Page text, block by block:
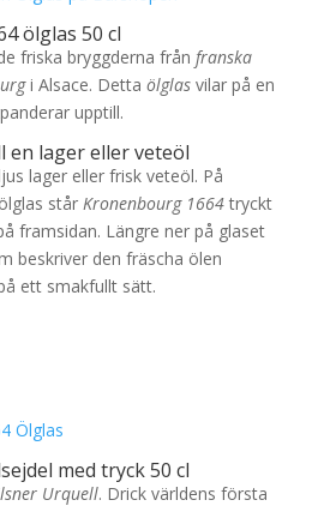
ölglas 50 cl
friska bryggderna från franska
i Alsace. Detta ölglasvilar på en
upptill.
en lager eller veteöl
lager eller frisk veteöl. På
står Kronenbourg 1664tryckt
framsidan. Längre ner på glaset
beskriver den fräscha ölen
ett smakfullt sätt.
med tryck 50 cl
Urquell. Drick världens första